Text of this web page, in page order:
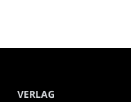
VERLAG